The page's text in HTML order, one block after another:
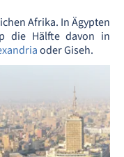
Afrika. In Ägypten
die Hälfte davon in
oder Giseh.